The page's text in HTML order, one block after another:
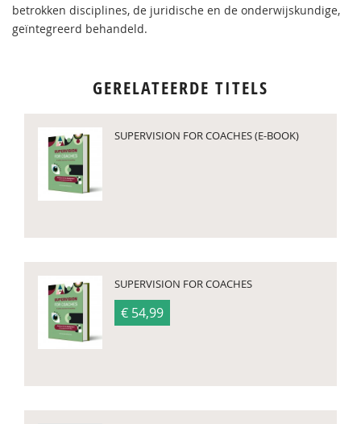
betrokken disciplines, de juridische en de onderwijskundige,
geïntegreerd behandeld.
GERELATEERDE TITELS
SUPERVISION FOR COACHES (E-BOOK)
SUPERVISION FOR COACHES
€ 54,99